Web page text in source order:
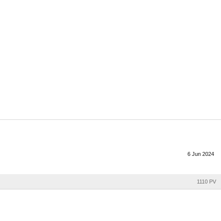
6 Jun 2024
1110 PV